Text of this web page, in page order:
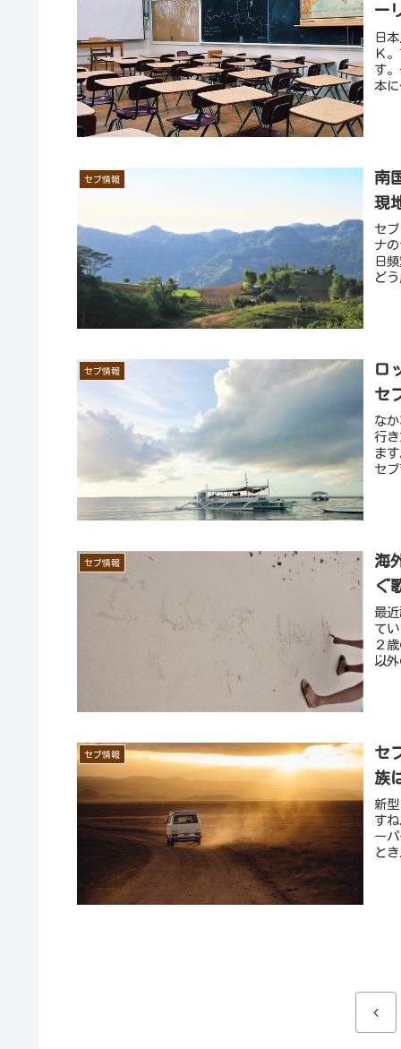
ー
日
Ｋ
す
本
セブ情報
南
現
セ
ナ
日
ど
セブ情報
ロ
セ
な
行
ま
セ
セブ情報
海
ぐ
最
て
２
以
セブ情報
セ
族
新
す
ー
と
前